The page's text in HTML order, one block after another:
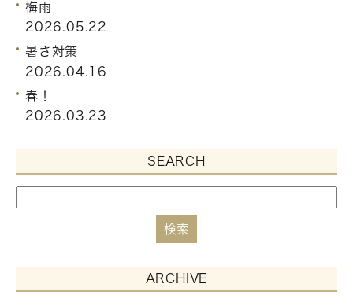
梅雨
2026.05.22
暑さ対策
2026.04.16
春！
2026.03.23
SEARCH
ARCHIVE